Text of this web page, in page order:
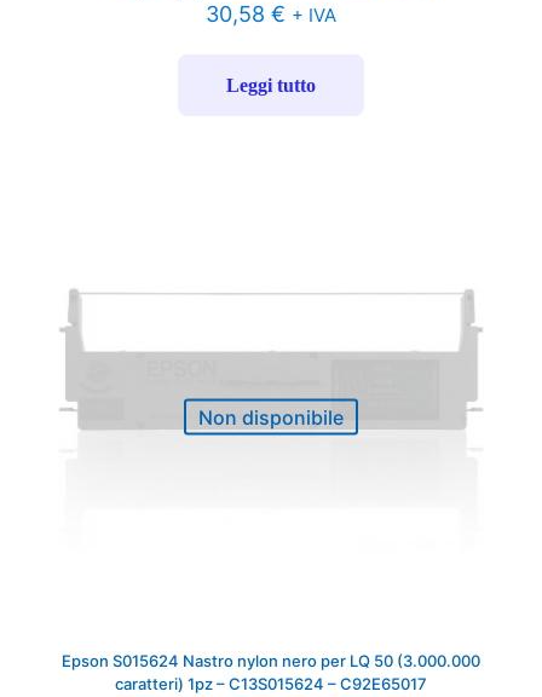
30,58 € + IVA
Leggi tutto
Non disponibile
Epson S015624 Nastro nylon nero per LQ 50 (3.000.000
caratteri) 1pz – C13S015624 – C92E65017